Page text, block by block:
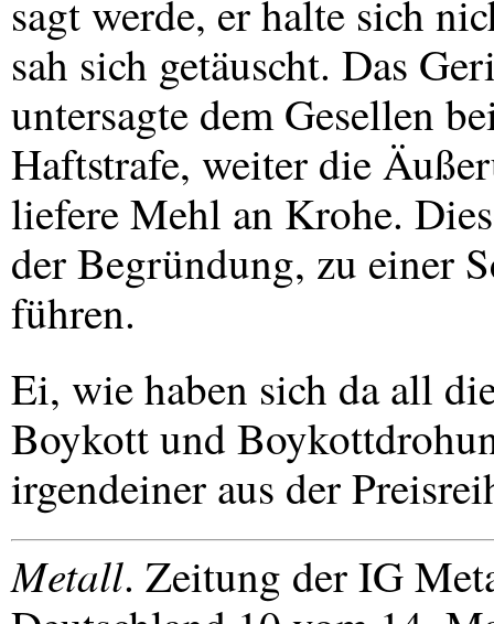
sagt werde, er halte sich
sah sich getäuscht. Das
untersagte dem Gesellen
Haftstrafe, weiter die
liefere Mehl an Krohe.
der Begründung, zu einer
führen.
Ei, wie haben sich da all
Boykott und
irgendeiner aus der
Metall. Zeitung der IG